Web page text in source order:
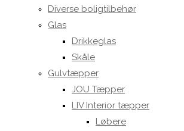
Diverse boligtilbehør
Glas
Drikkeglas
Skåle
Gulvtæpper
JOU Tæpper
LIV Interior tæpper
Løbere